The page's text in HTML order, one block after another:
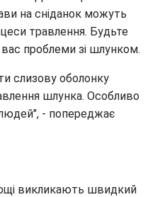
на сніданок можуть
травлення. Будьте
проблеми зі шлунком.
слизову оболонку
шлунка. Особливо
- попереджає
викликають швидкий